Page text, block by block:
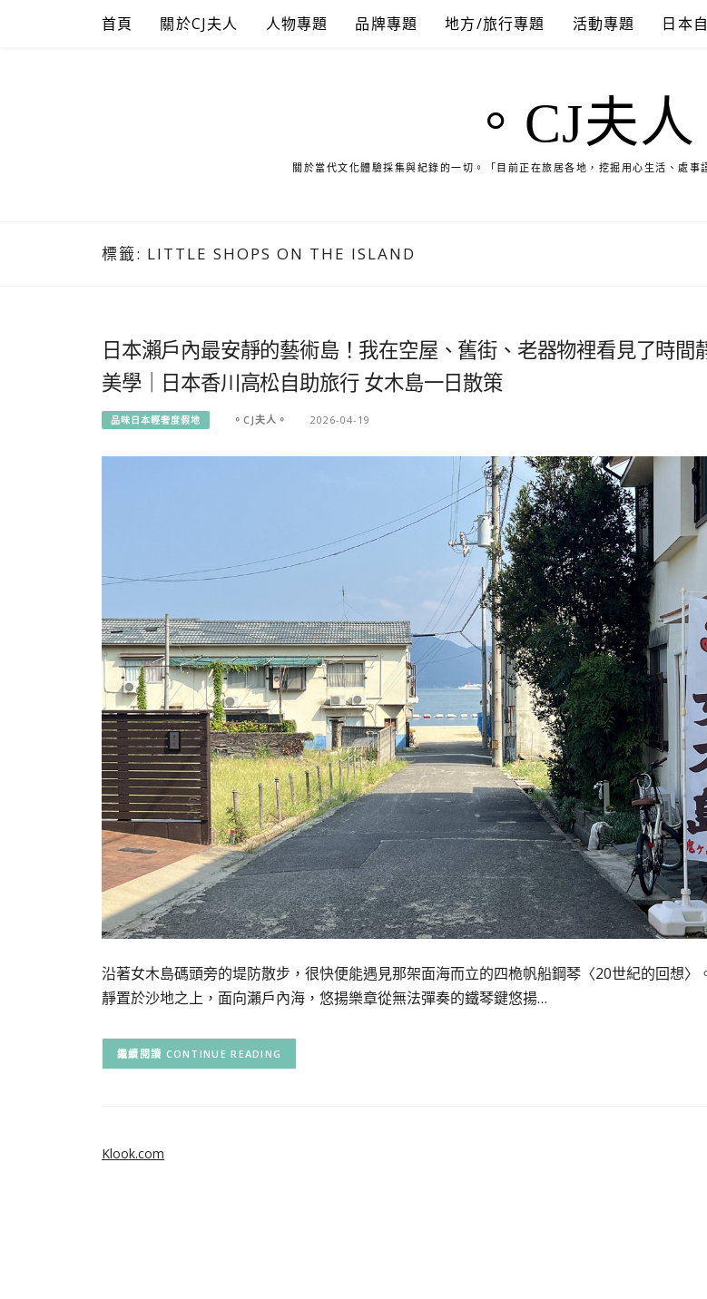
首頁 關於CJ夫人 人物專題 品牌專題 地方/旅行專題 活動專題 日本
。CJ夫人
關於當代文化體驗採集與紀錄的一切。「目前正在旅居各地，挖掘用心生活、處事
標籤: LITTLE SHOPS ON THE ISLAND
日本瀨戶內最安靜的藝術島！我在空屋、舊街、老器物裡看見了時間
美學｜日本香川高松自助旅行 女木島一日散策
品味日本輕奢度假地 。CJ夫人。 2026-04-19
沿著女木島碼頭旁的堤防散步，很快便能遇見那架面海而立的四桅帆船鋼琴〈20世紀的回想〉
靜置於沙地之上，面向瀨戶內海，悠揚樂章從無法彈奏的鐵琴鍵悠揚…
CONTINUE READING
Klook.com